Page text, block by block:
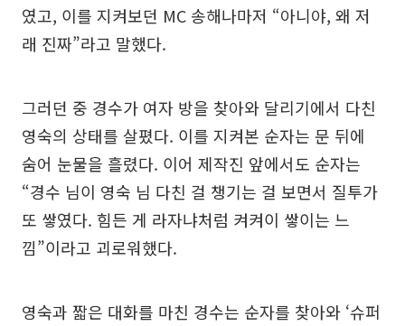
였고, 이를 지켜보던 MC 송해나마저 “아니야, 왜 저
래 진짜”라고 말했다.
그러던 중 경수가 여자 방을 찾아와 달리기에서 다친
영숙의 상태를 살폈다. 이를 지켜본 순자는 문 뒤에
숨어 눈물을 흘렸다. 이어 제작진 앞에서도 순자는
“경수 님이 영숙 님 다친 걸 챙기는 걸 보면서 질투가
또 쌓였다. 힘든 게 라자냐처럼 켜켜이 쌓이는 느
낌”이라고 괴로워했다.
영숙과 짧은 대화를 마친 경수는 순자를 찾아와 ‘슈퍼